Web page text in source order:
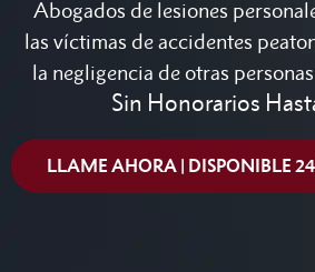
Abogados de lesiones
las víctimas de accidentes
la negligencia de otras
Sin Honorarios
LLAME AHORA | DISPONIBLE